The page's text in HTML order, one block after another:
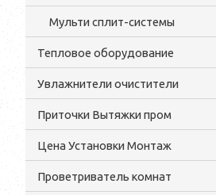
Мульти сплит-системы
Тепловое оборудование
Увлажнители очистители
Приточки Вытяжки пром
Цена Установки Монтаж
Проветриватель комнат